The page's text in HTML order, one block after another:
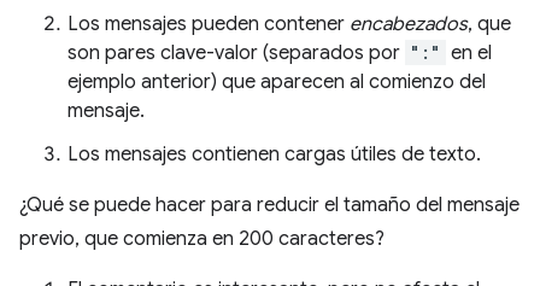
Los mensajes pueden contener encabezados, que
son pares clave-valor (separados por ":" en el
ejemplo anterior) que aparecen al comienzo del
mensaje.
Los mensajes contienen cargas útiles de texto.
¿Qué se puede hacer para reducir el tamaño del mensaje
previo, que comienza en 200 caracteres?